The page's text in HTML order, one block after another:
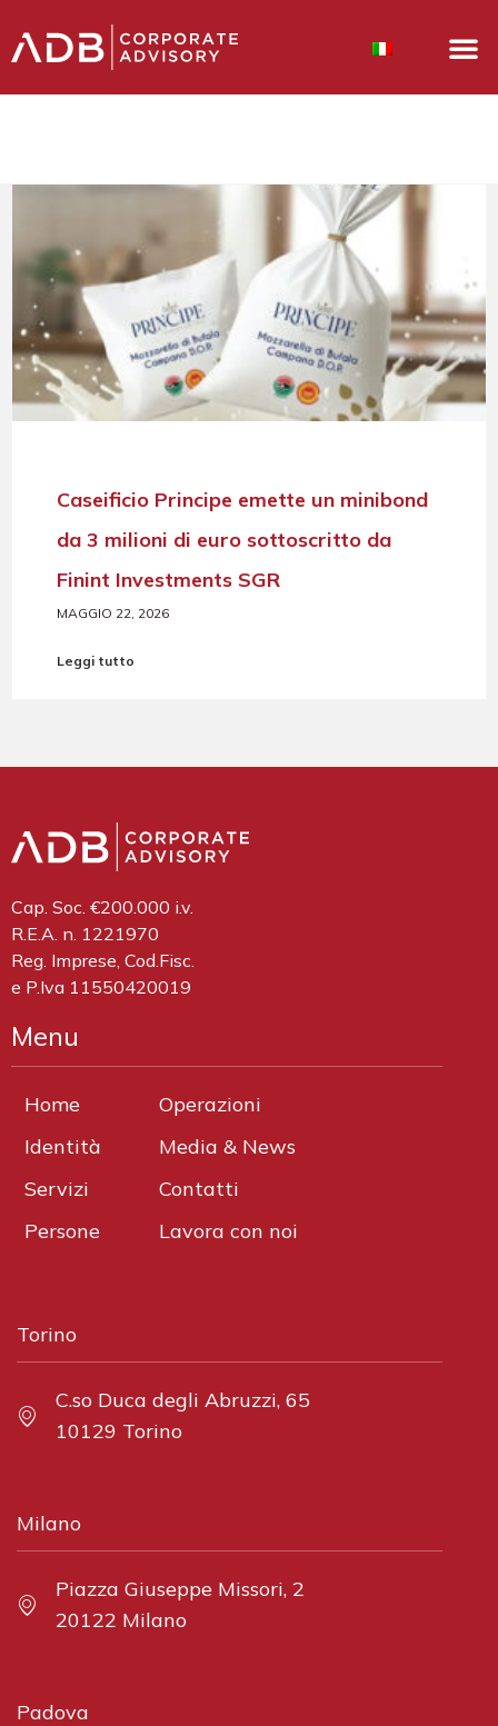
Caseificio Principe emette un minibond
da 3 milioni di euro sottoscritto da
Finint Investments SGR
MAGGIO 22, 2026
Leggi tutto
Cap. Soc. €200.000 i.v.
R.E.A. n. 1221970
Reg. Imprese, Cod.Fisc.
e P.Iva 11550420019
Menu
Home
Identità
Servizi
Persone
Operazioni
Media & News
Contatti
Lavora con noi
Torino
C.so Duca degli Abruzzi, 65
10129 Torino
Milano
Piazza Giuseppe Missori, 2
20122 Milano
Padova